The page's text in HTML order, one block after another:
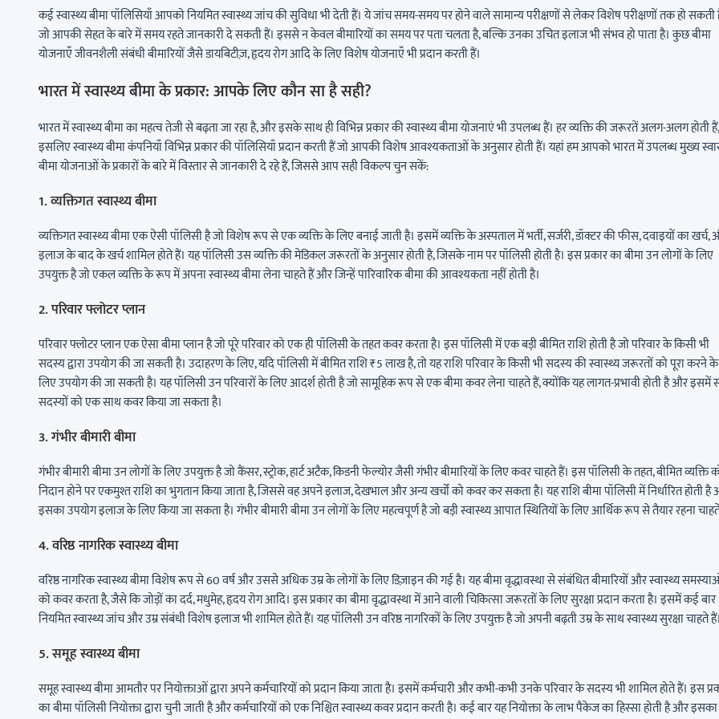
कई स्वास्थ्य बीमा पॉलिसियाँ आपको नियमित स्वास्थ्य जांच की सुविधा भी देती हैं। ये जांच समय-समय पर होने वाले सामान्य परीक्षणों से लेकर विशेष परीक्षणों तक हो सकती
जो आपकी सेहत के बारे में समय रहते जानकारी दे सकती हैं। इससे न केवल बीमारियों का समय पर पता चलता है, बल्कि उनका उचित इलाज भी संभव हो पाता है। कुछ बीमा
योजनाएँ जीवनशैली संबंधी बीमारियों जैसे डायबिटीज़, हृदय रोग आदि के लिए विशेष योजनाएँ भी प्रदान करती हैं।
भारत में स्वास्थ्य बीमा के प्रकार: आपके लिए कौन सा है सही?
भारत में स्वास्थ्य बीमा का महत्व तेजी से बढ़ता जा रहा है, और इसके साथ ही विभिन्न प्रकार की स्वास्थ्य बीमा योजनाएं भी उपलब्ध हैं। हर व्यक्ति की जरूरतें अलग-अलग होती हैं,
इसलिए स्वास्थ्य बीमा कंपनियाँ विभिन्न प्रकार की पॉलिसियाँ प्रदान करती हैं जो आपकी विशेष आवश्यकताओं के अनुसार होती हैं। यहां हम आपको भारत में उपलब्ध मुख्य
बीमा योजनाओं के प्रकारों के बारे में विस्तार से जानकारी दे रहे हैं, जिससे आप सही विकल्प चुन सकें:
1. व्यक्तिगत स्वास्थ्य बीमा
व्यक्तिगत स्वास्थ्य बीमा एक ऐसी पॉलिसी है जो विशेष रूप से एक व्यक्ति के लिए बनाई जाती है। इसमें व्यक्ति के अस्पताल में भर्ती, सर्जरी, डॉक्टर की फीस, दवाइयों का खर्च,
इलाज के बाद के खर्च शामिल होते हैं। यह पॉलिसी उस व्यक्ति की मेडिकल जरूरतों के अनुसार होती है, जिसके नाम पर पॉलिसी होती है। इस प्रकार का बीमा उन लोगों के लिए
उपयुक्त है जो एकल व्यक्ति के रूप में अपना स्वास्थ्य बीमा लेना चाहते हैं और जिन्हें पारिवारिक बीमा की आवश्यकता नहीं होती है।
2. परिवार फ्लोटर प्लान
परिवार फ्लोटर प्लान एक ऐसा बीमा प्लान है जो पूरे परिवार को एक ही पॉलिसी के तहत कवर करता है। इस पॉलिसी में एक बड़ी बीमित राशि होती है जो परिवार के किसी भी
सदस्य द्वारा उपयोग की जा सकती है। उदाहरण के लिए, यदि पॉलिसी में बीमित राशि ₹5 लाख है, तो यह राशि परिवार के किसी भी सदस्य की स्वास्थ्य जरूरतों को पूरा करने के
लिए उपयोग की जा सकती है। यह पॉलिसी उन परिवारों के लिए आदर्श होती है जो सामूहिक रूप से एक बीमा कवर लेना चाहते हैं, क्योंकि यह लागत-प्रभावी होती है और इसमें
सदस्यों को एक साथ कवर किया जा सकता है।
3. गंभीर बीमारी बीमा
गंभीर बीमारी बीमा उन लोगों के लिए उपयुक्त है जो कैंसर, स्ट्रोक, हार्ट अटैक, किडनी फेल्योर जैसी गंभीर बीमारियों के लिए कवर चाहते हैं। इस पॉलिसी के तहत, बीमित व्यक्ति
निदान होने पर एकमुश्त राशि का भुगतान किया जाता है, जिससे वह अपने इलाज, देखभाल और अन्य खर्चों को कवर कर सकता है। यह राशि बीमा पॉलिसी में निर्धारित होती
इसका उपयोग इलाज के लिए किया जा सकता है। गंभीर बीमारी बीमा उन लोगों के लिए महत्वपूर्ण है जो बड़ी स्वास्थ्य आपात स्थितियों के लिए आर्थिक रूप से तैयार रहना
4. वरिष्ठ नागरिक स्वास्थ्य बीमा
वरिष्ठ नागरिक स्वास्थ्य बीमा विशेष रूप से 60 वर्ष और उससे अधिक उम्र के लोगों के लिए डिज़ाइन की गई है। यह बीमा वृद्धावस्था से संबंधित बीमारियों और स्वास्थ्य
को कवर करता है, जैसे कि जोड़ों का दर्द, मधुमेह, हृदय रोग आदि। इस प्रकार का बीमा वृद्धावस्था में आने वाली चिकित्सा जरूरतों के लिए सुरक्षा प्रदान करता है। इसमें कई बार
नियमित स्वास्थ्य जांच और उम्र संबंधी विशेष इलाज भी शामिल होते हैं। यह पॉलिसी उन वरिष्ठ नागरिकों के लिए उपयुक्त है जो अपनी बढ़ती उम्र के साथ स्वास्थ्य सुरक्षा चाहते हैं।
5. समूह स्वास्थ्य बीमा
समूह स्वास्थ्य बीमा आमतौर पर नियोक्ताओं द्वारा अपने कर्मचारियों को प्रदान किया जाता है। इसमें कर्मचारी और कभी-कभी उनके परिवार के सदस्य भी शामिल होते हैं। इस
का बीमा पॉलिसी नियोक्ता द्वारा चुनी जाती है और कर्मचारियों को एक निश्चित स्वास्थ्य कवर प्रदान करती है। कई बार यह नियोक्ता के लाभ पैकेज का हिस्सा होती है और इसका